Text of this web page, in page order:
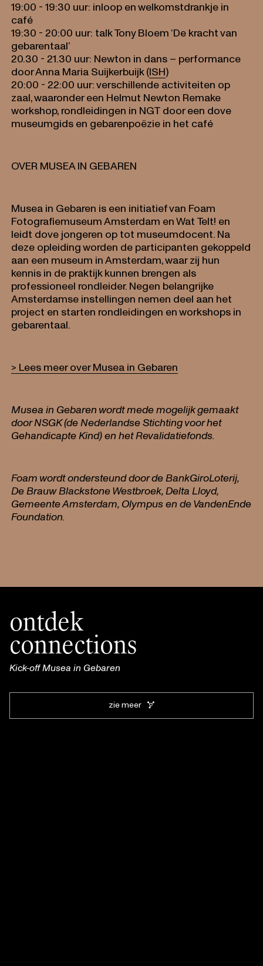
19:00 - 19:30 uur: inloop en welkomstdrankje in
café
19:30 - 20:00 uur: talk Tony Bloem ‘De kracht van
gebarentaal’
20.30 - 21.30 uur: Newton in dans – performance
door Anna Maria Suijkerbuijk (ISH)
20:00 - 22:00 uur: verschillende activiteiten op
zaal, waaronder een Helmut Newton Remake
workshop, rondleidingen in NGT door een dove
museumgids en gebarenpoëzie in het café
OVER MUSEA IN GEBAREN
Musea in Gebaren is een initiatief van Foam
Fotografiemuseum Amsterdam en Wat Telt! en
leidt dove jongeren op tot museumdocent. Na
deze opleiding worden de participanten gekoppeld
aan een museum in Amsterdam, waar zij hun
kennis in de praktijk kunnen brengen als
professioneel rondleider. Negen belangrijke
Amsterdamse instellingen nemen deel aan het
project en starten rondleidingen en workshops in
gebarentaal.
> Lees meer over Musea in Gebaren
Musea in Gebaren wordt mede mogelijk gemaakt
door NSGK (de Nederlandse Stichting voor het
Gehandicapte Kind) en het Revalidatiefonds.
Foam wordt ondersteund door de BankGiroLoterij,
De Brauw Blackstone Westbroek, Delta Lloyd,
Gemeente Amsterdam, Olympus en de VandenEnde
Foundation.
ontdek
connections
Kick-off Musea in Gebaren
zie meer